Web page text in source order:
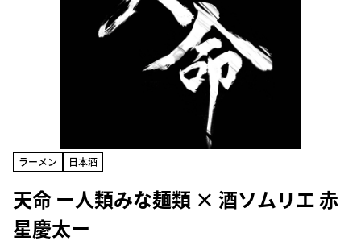
ラーメン 日本酒
天命 ー人類みな麺類 × 酒ソムリエ 赤
星慶太ー